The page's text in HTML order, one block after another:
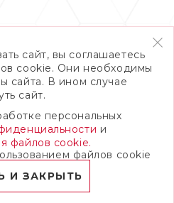
конфиденциальности
САЙТА
сайт, вы соглашаетесь
cookie. Они необходимы
сайта. В ином случае
сайт.
персональных
и
файлов cookie.
файлов cookie
И ЗАКРЫТЬ